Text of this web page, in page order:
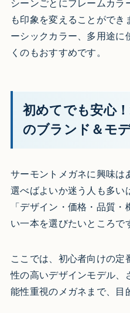
シーンごとにフレームカ
も印象を変えることがで
ーシックカラー、多用途に
くのもおすすめです。
初めてでも安心
のブランド＆モ
サーモントメガネに興味は
選べばよいか迷う人も多い
「デザイン・価格・品質
い一本を選びたいところで
ここでは、初心者向けの
性の高いデザインモデル、
能性重視のメガネまで、目